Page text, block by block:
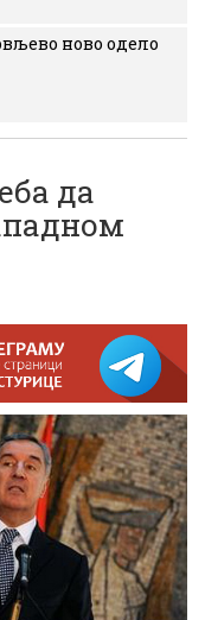
ново одело
да